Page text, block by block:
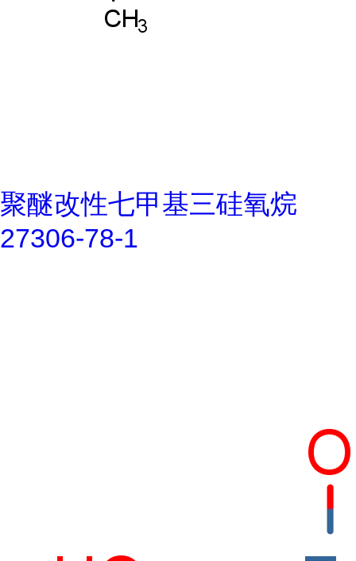
聚醚改性七甲基三硅氧烷
27306-78-1